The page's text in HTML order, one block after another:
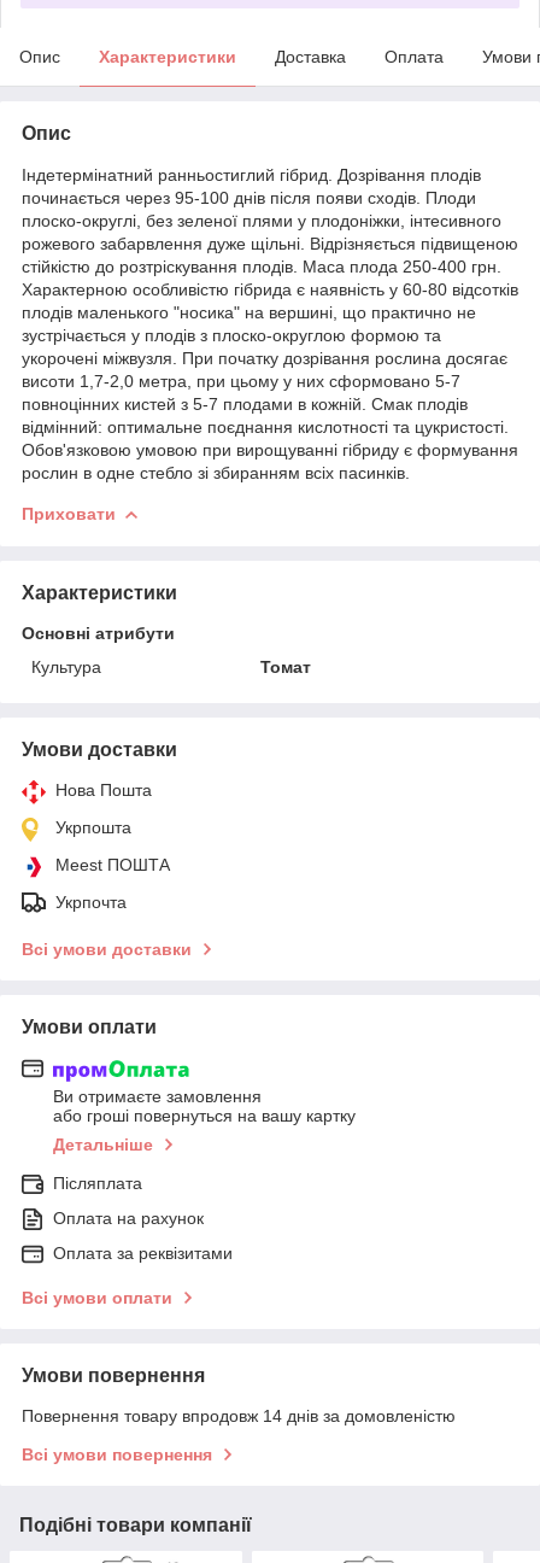
Опис Характеристики Доставка Оплата Умови
Опис
Індетермінатний ранньостиглий гібрид. Дозрівання плодів
починається через 95-100 днів після появи сходів. Плоди
плоско-округлі, без зеленої плями у плодоніжки, інтесивного
рожевого забарвлення дуже щільні. Відрізняється підвищеною
стійкістю до розтріскування плодів. Маса плода 250-400 грн.
Характерною особливістю гібрида є наявність у 60-80 відсотків
плодів маленького "носика" на вершині, що практично не
зустрічається у плодів з плоско-округлою формою та
укорочені міжвузля. При початку дозрівання рослина досягає
висоти 1,7-2,0 метра, при цьому у них сформовано 5-7
повноцінних кистей з 5-7 плодами в кожній. Смак плодів
відмінний: оптимальне поєднання кислотності та цукристості.
Обов'язковою умовою при вирощуванні гібриду є формування
рослин в одне стебло зі збиранням всіх пасинків.
Приховати
Характеристики
Основні атрибути
Культура
Томат
Умови доставки
Нова Пошта
Укрпошта
Meest ПОШТА
Укрпочта
Всі умови доставки
Умови оплати
Ви отримаєте замовлення
або гроші повернуться на вашу картку
Детальніше
Післяплата
Оплата на рахунок
Оплата за реквізитами
Всі умови оплати
Умови повернення
Повернення товару впродовж 14 днів за домовленістю
Всі умови повернення
Подібні товари компанії